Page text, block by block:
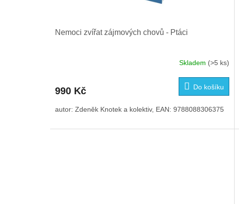
Nemoci zvířat zájmových chovů - Ptáci
Skladem (>5 ks)
990 Kč Do košíku
autor: Zdeněk Knotek a kolektiv, EAN: 9788088306375